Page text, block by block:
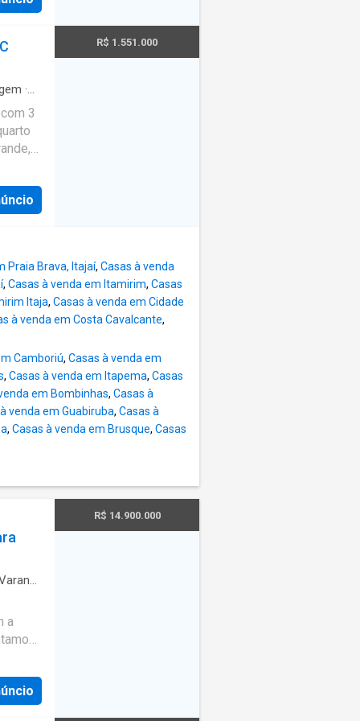
de 1
·
3
R$ 1.551.000
Praia Brava, Itajaí, Casas à venda
, Casas à venda em Itamirim, Casas
Itaja, Casas à venda em Cidade
à venda em Costa Cavalcante,
Camboriú, Casas à venda em
, Casas à venda em Itapema, Casas
em Bombinhas, Casas à
venda em Guabiruba, Casas à
, Casas à venda em Brusque, Casas
a
do
04 *
R$ 14.900.000